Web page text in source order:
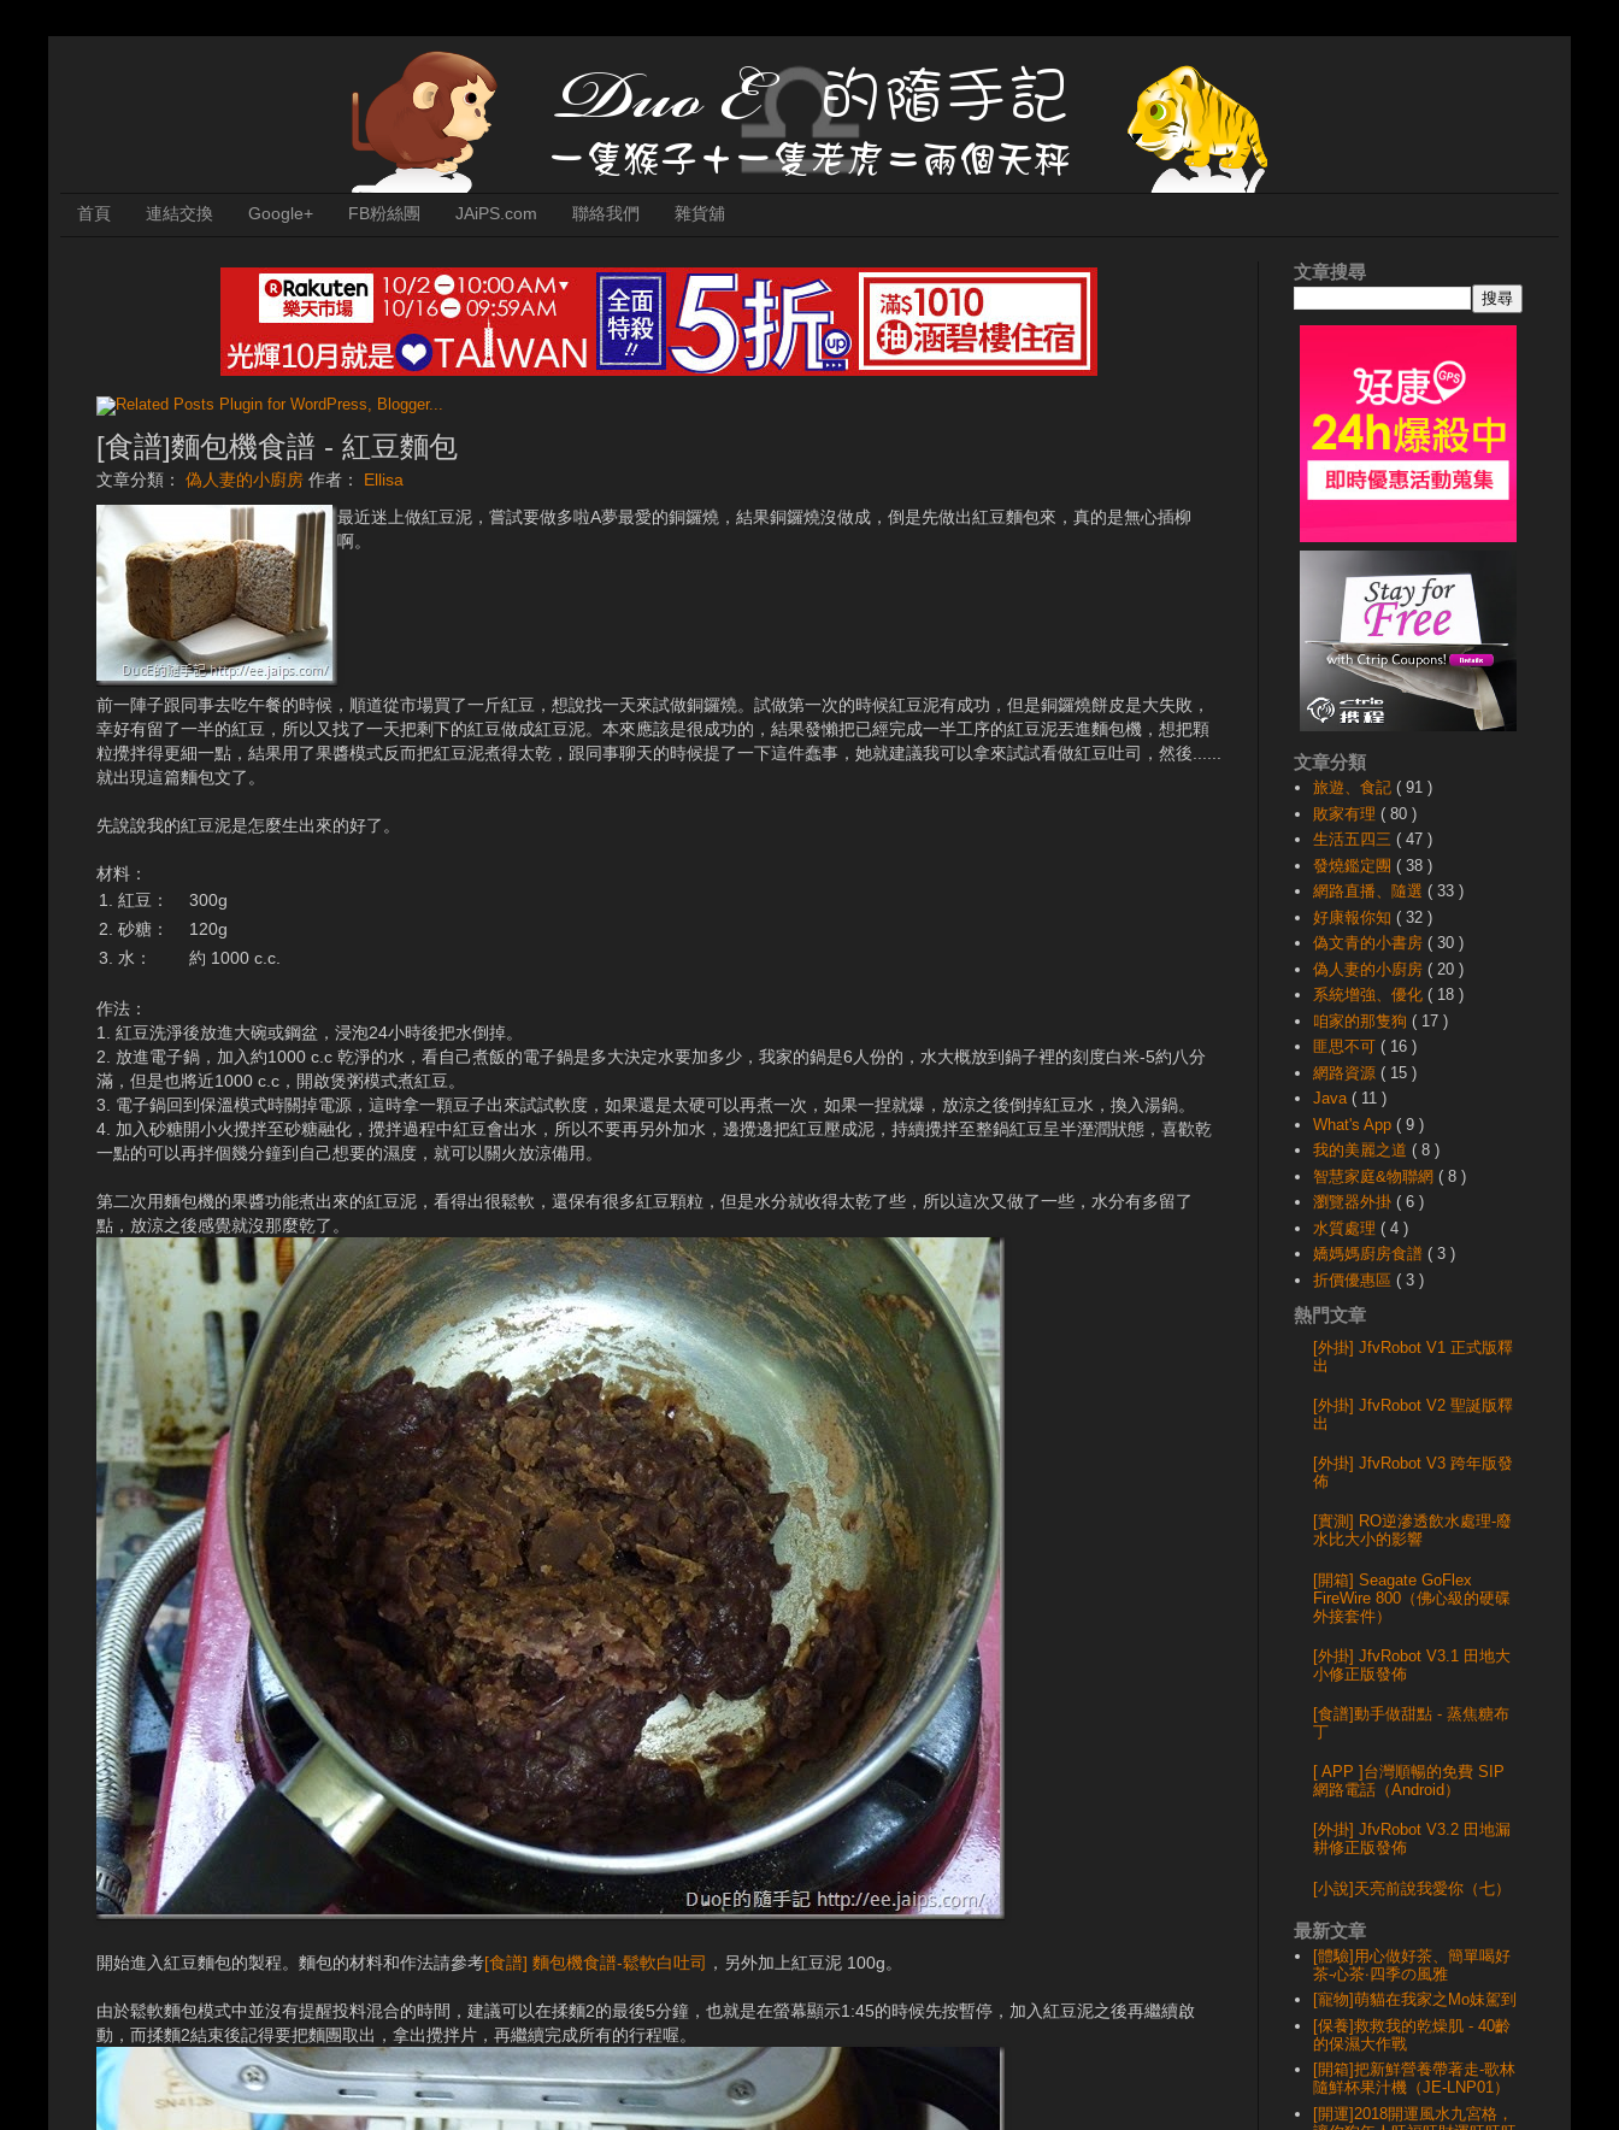
首頁 連結交換 Google+ FB粉絲團 JAiPS.com 聯絡我們 雜貨舖
[食譜]麵包機食譜 - 紅豆麵包
文章分類： 偽人妻的小廚房 作者： Ellisa
最近迷上做紅豆泥，嘗試要做多啦A夢最愛的銅鑼燒，結果銅鑼燒沒做成，倒是先做出紅豆麵包來，真的是無心插柳
啊。
前一陣子跟同事去吃午餐的時候，順道從市場買了一斤紅豆，想說找一天來試做銅鑼燒。試做第一次的時候紅豆泥有成功，但是銅鑼燒餅皮是大失敗，
幸好有留了一半的紅豆，所以又找了一天把剩下的紅豆做成紅豆泥。本來應該是很成功的，結果發懶把已經完成一半工序的紅豆泥丟進麵包機，想把顆
粒攪拌得更細一點，結果用了果醬模式反而把紅豆泥煮得太乾，跟同事聊天的時候提了一下這件蠢事，她就建議我可以拿來試試看做紅豆吐司，然後......
就出現這篇麵包文了。
先說說我的紅豆泥是怎麼生出來的好了。
材料：
1. 紅豆：
300g
2. 砂糖：
120g
3. 水：
約 1000 c.c.
作法：
1. 紅豆洗淨後放進大碗或鋼盆，浸泡24小時後把水倒掉。
2. 放進電子鍋，加入約1000 c.c 乾淨的水，看自己煮飯的電子鍋是多大決定水要加多少，我家的鍋是6人份的，水大概放到鍋子裡的刻度白米-5約八分
滿，但是也將近1000 c.c，開啟煲粥模式煮紅豆。
3. 電子鍋回到保溫模式時關掉電源，這時拿一顆豆子出來試試軟度，如果還是太硬可以再煮一次，如果一捏就爆，放涼之後倒掉紅豆水，換入湯鍋。
4. 加入砂糖開小火攪拌至砂糖融化，攪拌過程中紅豆會出水，所以不要再另外加水，邊攪邊把紅豆壓成泥，持續攪拌至整鍋紅豆呈半溼潤狀態，喜歡乾
一點的可以再拌個幾分鐘到自己想要的濕度，就可以關火放涼備用。
第二次用麵包機的果醬功能煮出來的紅豆泥，看得出很鬆軟，還保有很多紅豆顆粒，但是水分就收得太乾了些，所以這次又做了一些，水分有多留了
點，放涼之後感覺就沒那麼乾了。
開始進入紅豆麵包的製程。麵包的材料和作法請參考[食譜] 麵包機食譜-鬆軟白吐司 ，另外加上紅豆泥 100g。
由於鬆軟麵包模式中並沒有提醒投料混合的時間，建議可以在揉麵2的最後5分鐘，也就是在螢幕顯示1:45的時候先按暫停，加入紅豆泥之後再繼續啟
動，而揉麵2結束後記得要把麵團取出，拿出攪拌片，再繼續完成所有的行程喔。
文章搜尋
文章分類
旅遊、食記( 91 )
敗家有理( 80 )
生活五四三( 47 )
發燒鑑定團( 38 )
網路直播、隨選( 33 )
好康報你知( 32 )
偽文青的小書房( 30 )
偽人妻的小廚房( 20 )
系統增強、優化( 18 )
咱家的那隻狗( 17 )
匪思不可( 16 )
網路資源( 15 )
Java( 11 )
What's App( 9 )
我的美麗之道( 8 )
智慧家庭&物聯網( 8 )
瀏覽器外掛( 6 )
水質處理( 4 )
嬌媽媽廚房食譜( 3 )
折價優惠區( 3 )
熱門文章
[外掛] JfvRobot V1 正式版釋
出
[外掛] JfvRobot V2 聖誕版釋
出
[外掛] JfvRobot V3 跨年版發
佈
[實測] RO逆滲透飲水處理-廢
水比大小的影響
[開箱] Seagate GoFlex
FireWire 800（佛心級的硬碟
外接套件）
[外掛] JfvRobot V3.1 田地大
小修正版發佈
[食譜]動手做甜點 - 蒸焦糖布
丁
[ APP ]台灣順暢的免費 SIP
網路電話（Android）
[外掛] JfvRobot V3.2 田地漏
耕修正版發佈
[小說]天亮前說我愛你（七）
最新文章
[體驗]用心做好茶、簡單喝好
茶-心茶‧四季の風雅
[寵物]萌貓在我家之Mo妹駕到
[保養]救救我的乾燥肌 - 40齡
的保濕大作戰
[開箱]把新鮮營養帶著走-歌林
隨鮮杯果汁機（JE-LNP01）
[開運]2018開運風水九宮格，